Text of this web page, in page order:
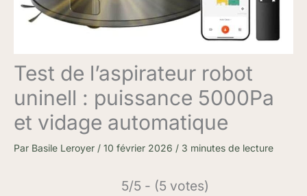
Test de l’aspirateur robot
uninell : puissance 5000Pa
et vidage automatique
Par Basile Leroyer / 10 février 2026 / 3 minutes de lecture
5/5 - (5 votes)